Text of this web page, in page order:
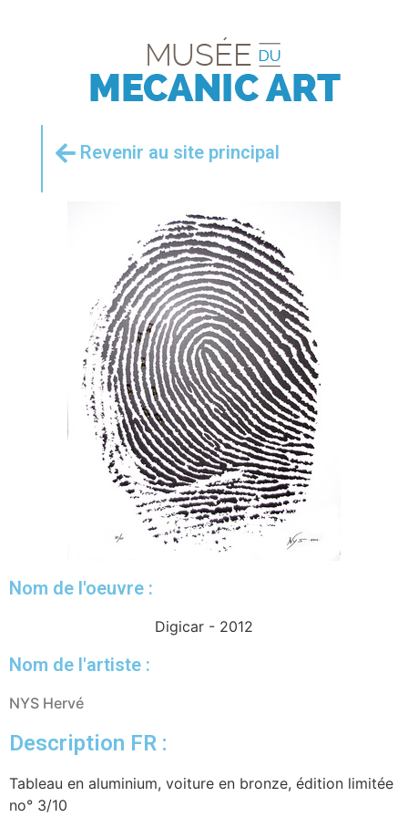
Revenir au site principal
Nom de l'oeuvre :
Digicar - 2012
Nom de l'artiste :
NYS Hervé
Description FR :
Tableau en aluminium, voiture en bronze, édition limitée
no° 3/10